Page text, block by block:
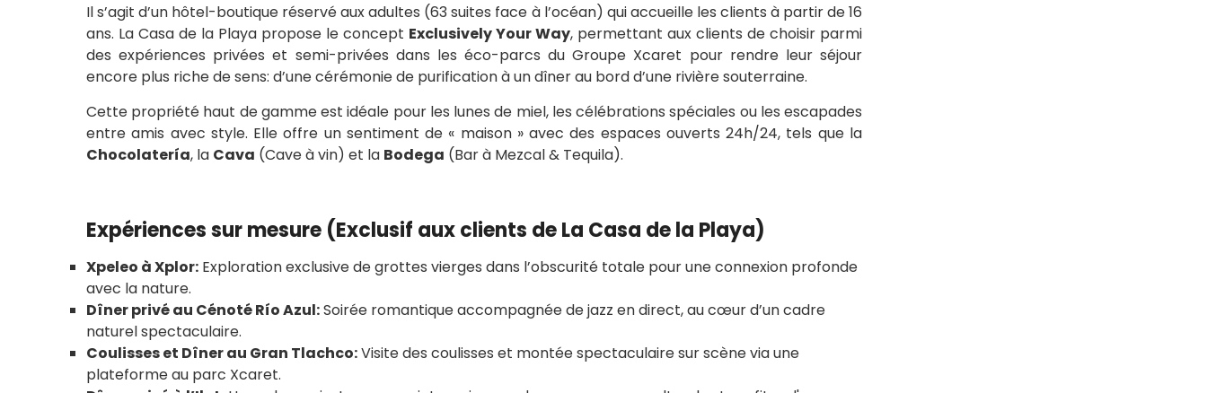
Il s’agit d’un hôtel-boutique réservé aux adultes (63 suites face à l’océan) qui accueille les clients à partir de 16
ans. La Casa de la Playa propose le concept Exclusively Your Way, permettant aux clients de choisir parmi
des expériences privées et semi-privées dans les éco-parcs du Groupe Xcaret pour rendre leur séjour
encore plus riche de sens: d’une cérémonie de purification à un dîner au bord d’une rivière souterraine.
Cette propriété haut de gamme est idéale pour les lunes de miel, les célébrations spéciales ou les escapades
entre amis avec style. Elle offre un sentiment de « maison » avec des espaces ouverts 24h/24, tels que la
Chocolatería, la Cava (Cave à vin) et la Bodega (Bar à Mezcal & Tequila).
Expériences sur mesure (Exclusif aux clients de La Casa de la Playa)
Xpeleo à Xplor: Exploration exclusive de grottes vierges dans l’obscurité totale pour une connexion profonde
avec la nature.
Dîner privé au Cénoté Río Azul:Soirée romantique accompagnée de jazz en direct, au cœur d’un cadre
naturel spectaculaire.
Coulisses et Dîner au Gran Tlachco:Visite des coulisses et montée spectaculaire sur scène via une
plateforme au parc Xcaret.